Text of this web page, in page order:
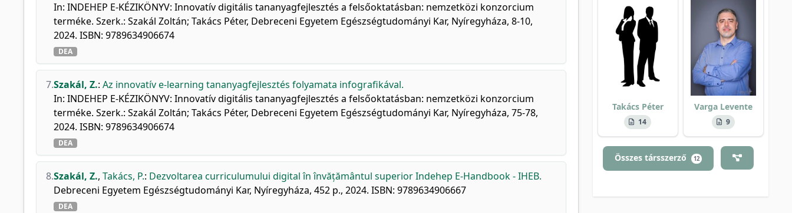
In: INDEHEP E-KÉZIKÖNYV: Innovatív digitális tananyagfejlesztés a felsőoktatásban: nemzetközi konzorcium
terméke. Szerk.: Szakál Zoltán; Takács Péter, Debreceni Egyetem Egészségtudományi Kar, Nyíregyháza, 8-10,
2024. ISBN: 9789634906674
DEA
7.Szakál, Z.: Az innovatív e-learning tananyagfejlesztés folyamata infografikával.
In: INDEHEP E-KÉZIKÖNYV: Innovatív digitális tananyagfejlesztés a felsőoktatásban: nemzetközi konzorcium
terméke. Szerk.: Szakál Zoltán; Takács Péter, Debreceni Egyetem Egészségtudományi Kar, Nyíregyháza, 75-78,
2024. ISBN: 9789634906674
DEA
8.Szakál, Z., Takács, P.: Dezvoltarea curriculumului digital în învățământul superior Indehep E-Handbook - IHEB.
Debreceni Egyetem Egészségtudományi Kar, Nyíregyháza, 452 p., 2024. ISBN: 9789634906667
DEA
Takács Péter
14
Varga Levente
9
Összes társszerző 12